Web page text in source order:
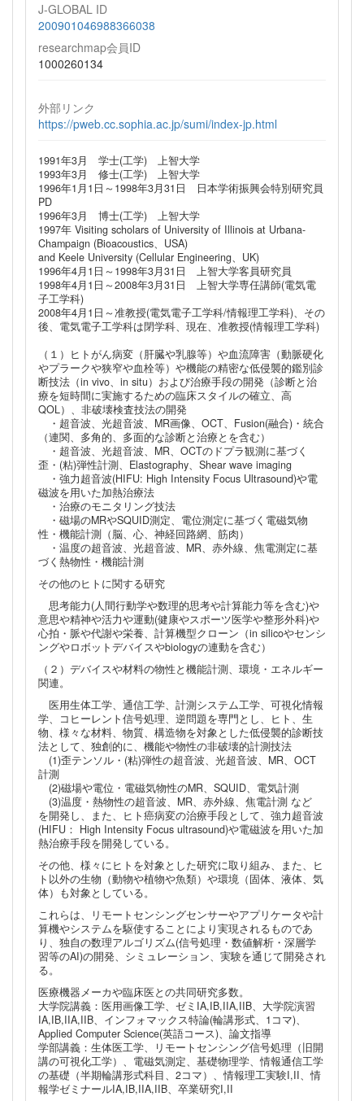
J-GLOBAL ID
200901046988366038
researchmap会員ID
1000260134
外部リンク
https://pweb.cc.sophia.ac.jp/sumi/index-jp.html
1991年3月 学士(工学) 上智大学
1993年3月 修士(工学) 上智大学
1996年1月1日～1998年3月31日 日本学術振興会特別研究員
PD
1996年3月 博士(工学) 上智大学
1997年 Visiting scholars of University of Illinois at Urbana-
Champaign (Bioacoustics、USA)
and Keele University (Cellular Engineering、UK)
1996年4月1日～1998年3月31日 上智大学客員研究員
1998年4月1日～2008年3月31日 上智大学専任講師(電気電
子工学科)
2008年4月1日～准教授(電気電子工学科/情報理工学科)、その
後、電気電子工学科は閉学科、現在、准教授(情報理工学科)
（１）ヒトがん病変（肝臓や乳腺等）や血流障害（動脈硬化
やプラークや狭窄や血栓等）や機能の精密な低侵襲的鑑別診
断技法（in vivo、in situ）および治療手段の開発（診断と治
療を短時間に実施するための臨床スタイルの確立、高
QOL）、非破壊検査技法の開発
・超音波、光超音波、MR画像、OCT、Fusion(融合)・統合
（連関、多角的、多面的な診断と治療とを含む）
・超音波、光超音波、MR、OCTのドプラ観測に基づく
歪・(粘)弾性計測、Elastography、Shear wave imaging
・強力超音波(HIFU: High Intensity Focus Ultrasound)や電
磁波を用いた加熱治療法
・治療のモニタリング技法
・磁場のMRやSQUID測定、電位測定に基づく電磁気物
性・機能計測（脳、心、神経回路網、筋肉）
・温度の超音波、光超音波、MR、赤外線、焦電測定に基
づく熱物性・機能計測
その他のヒトに関する研究
思考能力(人間行動学や数理的思考や計算能力等を含む)や
意思や精神や活力や運動(健康やスポーツ医学や整形外科)や
心拍・脈や代謝や栄養、計算機型クローン（in silicoやセンシ
ングやロボットデバイスやbiologyの連動を含む）
（２）デバイスや材料の物性と機能計測、環境・エネルギー
関連。
医用生体工学、通信工学、計測システム工学、可視化情報
学、コヒーレント信号処理、逆問題を専門とし、ヒト、生
物、様々な材料、物質、構造物を対象とした低侵襲的診断技
法として、独創的に、機能や物性の非破壊的計測技法
(1)歪テンソル・(粘)弾性の超音波、光超音波、MR、OCT
計測
(2)磁場や電位・電磁気物性のMR、SQUID、電気計測
(3)温度・熱物性の超音波、MR、赤外線、焦電計測 など
を開発し、また、ヒト癌病変の治療手段として、強力超音波
(HIFU： High Intensity Focus ultrasound)や電磁波を用いた加
熱治療手段を開発している。
その他、様々にヒトを対象とした研究に取り組み、また、ヒ
ト以外の生物（動物や植物や魚類）や環境（固体、液体、気
体）も対象としている。
これらは、リモートセンシングセンサーやアプリケータや計
算機やシステムを駆使することにより実現されるものであ
り、独自の数理アルゴリズム(信号処理・数値解析・深層学
習等のAI)の開発、シミュレーション、実験を通じて開発され
る。
医療機器メーカや臨床医との共同研究多数。
大学院講義：医用画像工学、ゼミIA,IB,IIA,IIB、大学院演習
IA,IB,IIA,IIB、インフォマックス特論(輪講形式、1コマ)、
Applied Computer Science(英語コース)、論文指導
学部講義：生体医工学、リモートセンシング信号処理（旧開
講の可視化工学）、電磁気測定、基礎物理学、情報通信工学
の基礎（半期輪講形式科目、2コマ）、情報理工実験I,II、情
報学ゼミナールIA,IB,IIA,IIB、卒業研究I,II